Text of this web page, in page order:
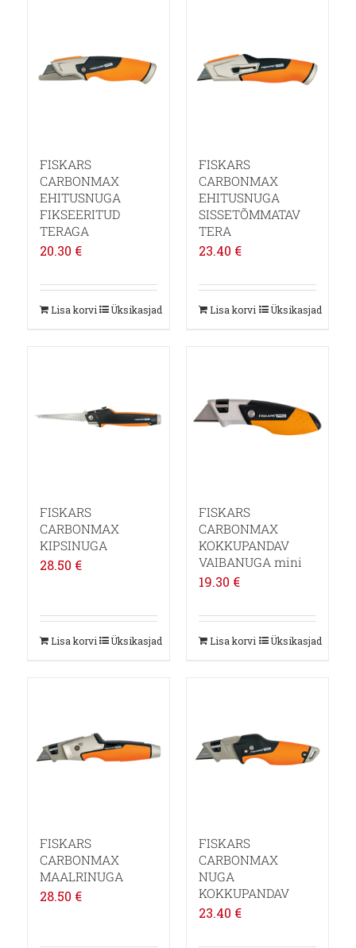
FISKARS
CARBONMAX
EHITUSNUGA
FIKSEERITUD
TERAGA
20.30 €
Lisa korvi Üksikasjad
FISKARS
CARBONMAX
EHITUSNUGA
SISSETÕMMATAV
TERA
23.40 €
Lisa korvi Üksikasjad
FISKARS
CARBONMAX
KIPSINUGA
28.50 €
Lisa korvi Üksikasjad
FISKARS
CARBONMAX
KOKKUPANDAV
VAIBANUGA mini
19.30 €
Lisa korvi Üksikasjad
FISKARS
CARBONMAX
MAALRINUGA
28.50 €
FISKARS
CARBONMAX
NUGA
KOKKUPANDAV
23.40 €